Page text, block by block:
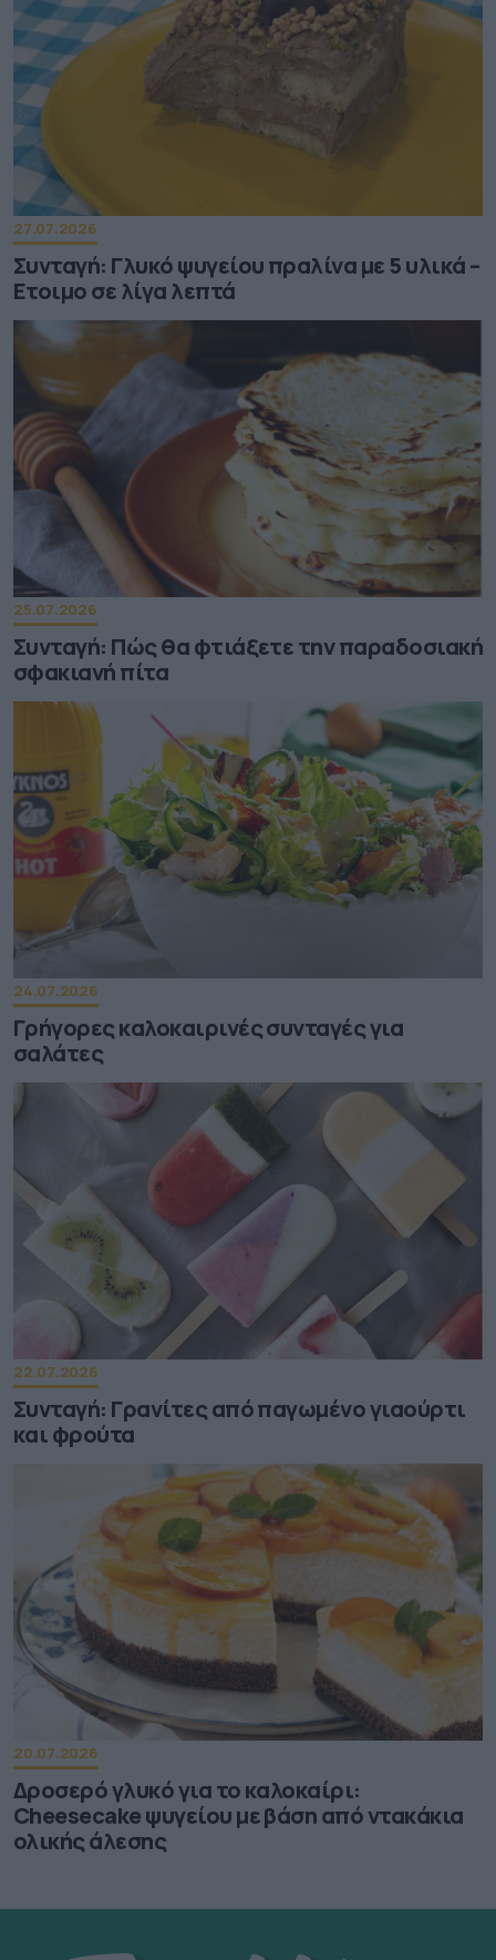
27.07.2026
Συνταγή: Γλυκό ψυγείου πραλίνα με 5 υλικά –
Ετοιμο σε λίγα λεπτά
25.07.2026
Συνταγή: Πώς θα φτιάξετε την παραδοσιακή
σφακιανή πίτα
24.07.2026
Γρήγορες καλοκαιρινές συνταγές για
σαλάτες
22.07.2026
Συνταγή: Γρανίτες από παγωμένο γιαούρτι
και φρούτα
20.07.2026
Δροσερό γλυκό για το καλοκαίρι:
Cheesecake ψυγείου με βάση από ντακάκια
ολικής άλεσης